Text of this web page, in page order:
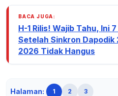
BACA JUGA:
H-1 Rilis! Wajib Tahu, Ini
Setelah Sinkron Dapodik
2026 Tidak Hangus
Halaman: 1 2 3